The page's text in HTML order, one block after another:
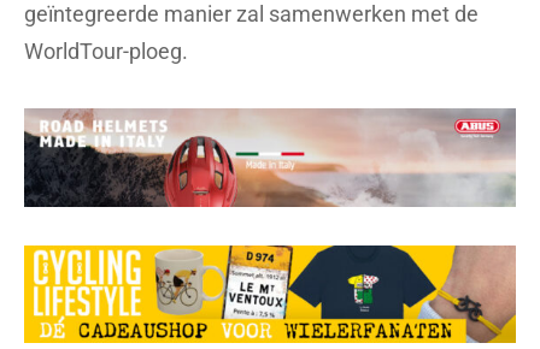
geïntegreerde manier zal samenwerken met de
WorldTour-ploeg.